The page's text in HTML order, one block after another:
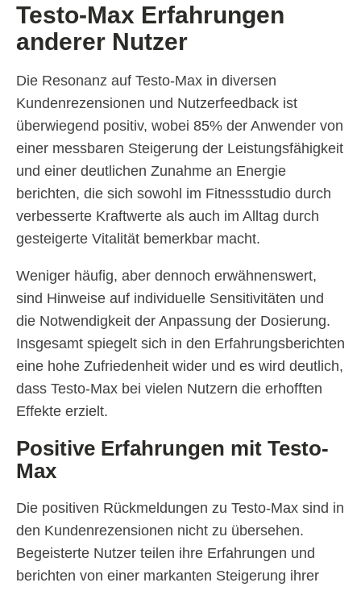
Testo-Max Erfahrungen
anderer Nutzer
Die Resonanz auf Testo-Max in diversen
Kundenrezensionen und Nutzerfeedback ist
überwiegend positiv, wobei 85% der Anwender von
einer messbaren Steigerung der Leistungsfähigkeit
und einer deutlichen Zunahme an Energie
berichten, die sich sowohl im Fitnessstudio durch
verbesserte Kraftwerte als auch im Alltag durch
gesteigerte Vitalität bemerkbar macht.
Weniger häufig, aber dennoch erwähnenswert,
sind Hinweise auf individuelle Sensitivitäten und
die Notwendigkeit der Anpassung der Dosierung.
Insgesamt spiegelt sich in den Erfahrungsberichten
eine hohe Zufriedenheit wider und es wird deutlich,
dass Testo-Max bei vielen Nutzern die erhofften
Effekte erzielt.
Positive Erfahrungen mit Testo-
Max
Die positiven Rückmeldungen zu Testo-Max sind in
den Kundenrezensionen nicht zu übersehen.
Begeisterte Nutzer teilen ihre Erfahrungen und
berichten von einer markanten Steigerung ihrer